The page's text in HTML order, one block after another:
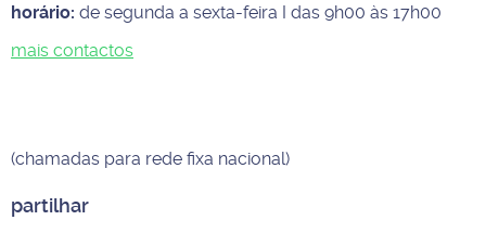
horário: de segunda a sexta-feira I das 9h00 às 17h00
mais contactos
(chamadas para rede fixa nacional)
partilhar